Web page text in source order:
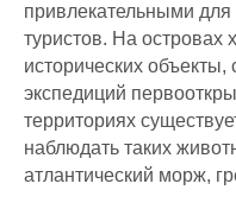
привлекательными
туристов. На островах
исторических
экспедиций
территориях
наблюдать таких
атлантический морж,